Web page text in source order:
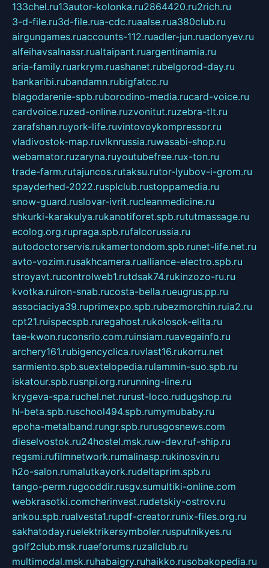
133chel.ru13autor-kolonka.ru2864420.ru2rich.ru
3-d-file.ru3d-file.rua-cdc.ruaalse.rua380club.ru
airgungames.ruaccounts-112.ruadler-jun.ruadonyev.ru
alfeihavsalnassr.rualtaipant.ruargentinamia.ru
aria-family.ruarkrym.ruashanet.rubelgorod-day.ru
bankaribi.rubandamn.rubigfatcc.ru
blagodarenie-spb.ruborodino-media.rucard-voice.ru
cardvoice.ruzed-online.ruzvonitut.ruzebra-tlt.ru
zarafshan.ruyork-life.ruvintovoykompressor.ru
vladivostok-map.ruvlknrussia.ruwasabi-shop.ru
webamator.ruzaryna.ruyoutubefree.rux-ton.ru
trade-farm.rutajuncos.rutaksu.rutor-lyubov-i-grom.ru
spayderhed-2022.rusplclub.rustoppamedia.ru
snow-guard.ruslovar-ivrit.rucleanmedicine.ru
shkurki-karakulya.rukanotiforet.spb.rututmassage.ru
ecolog.org.rupraga.spb.rufalcorussia.ru
autodoctorservis.rukamertondom.spb.runet-life.net.ru
avto-vozim.rusakhcamera.rualliance-electro.spb.ru
stroyavt.rucontrolweb1.rutdsak74.rukinzozo-ru.ru
kvotka.ruiron-snab.rucosta-bella.rueugrus.pp.ru
associaciya39.ruprimexpo.spb.rubezmorchin.ruia2.ru
cpt21.ruispecspb.ruregahost.rukolosok-elita.ru
tae-kwon.ruconsrio.com.ruinsiam.ruavegainfo.ru
archery161.rubigencyclica.ruvlast16.rukorru.net
sarmiento.spb.suextelopedia.rulammin-suo.spb.ru
iskatour.spb.rusnpi.org.rurunning-line.ru
krygeva-spa.ruchel.net.rurust-loco.rudugshop.ru
hl-beta.spb.ruschool494.spb.rumymubaby.ru
epoha-metalband.rungr.spb.rurusgosnews.com
dieselvostok.ru24hostel.msk.ruw-dev.ruf-ship.ru
regsmi.rufilmnetwork.rumalinasp.rukinosvin.ru
h2o-salon.rumalutkayork.rudeltaprim.spb.ru
tango-perm.rugooddir.rusgv.sumultiki-online.com
webkrasotki.comcherinvest.rudetskiy-ostrov.ru
ankou.spb.rualvesta1.rupdf-creator.runix-files.org.ru
sakhatoday.ruelektrikersymboler.rusputnikyes.ru
golf2club.msk.ruaeforums.ruzallclub.ru
multimodal.msk.ruhabaigry.ruhaikko.rusobakopedia.ru